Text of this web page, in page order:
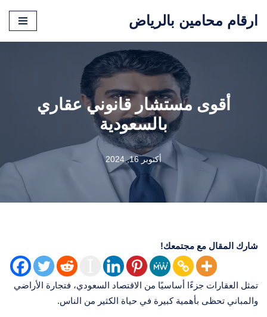
تخطى
ارقام محامين بالرياض
أقوى مستشار قانوني عقاري
بالسعودية
أكتوبر 16, 2024
شارك المقال مع مجتمعك!
تمثل العقارات جزءًا أساسيًا من الاقتصاد السعودي، فتجارة الأراضي
والمباني تحظى بأهمية كبيرة في حياة الكثير من الناس.